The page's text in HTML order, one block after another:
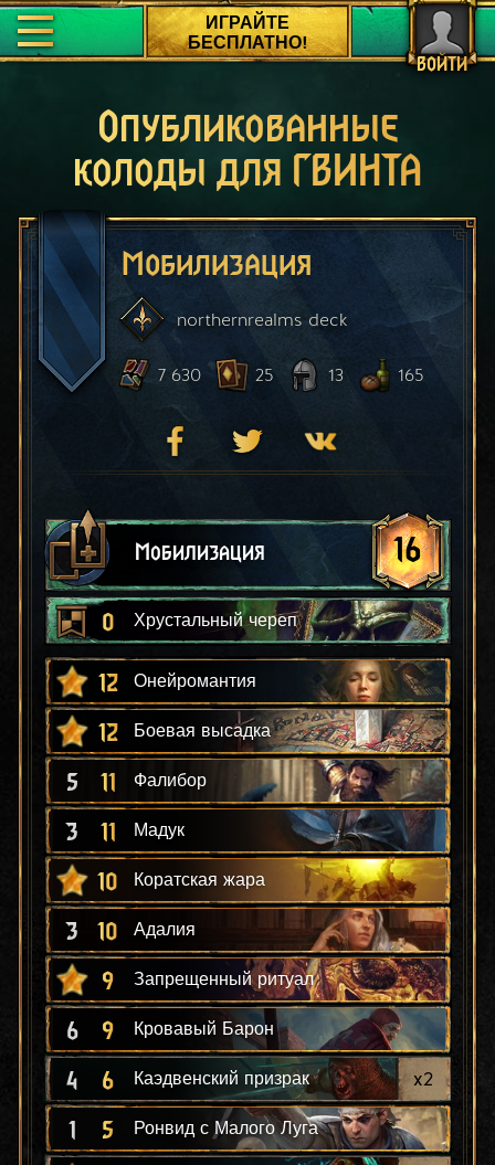
ВОЙТИ
ИГРАЙТЕ
БЕСПЛАТНО!
Опубликованные
колоды для ГВИНТА
Мобилизация
northernrealmsdeck
7 630 25 13 165
Мобилизация 16
0 Хрустальный череп
12 Онейромантия
12 Боевая высадка
5 11 Фалибор
3 11 Мадук
10 Коратская жара
3 10 Адалия
9 Запрещенный ритуал
6 9 Кровавый Барон
4 6 Каэдвенский призрак x2
1 5 Ронвид с Малого Луга